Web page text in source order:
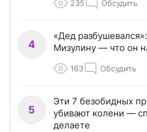
235 Обсудить
4
«Дед
Мизулину — что он
163 Обсудить
5
Эти 7 безобидных
убивают колени —
делаете